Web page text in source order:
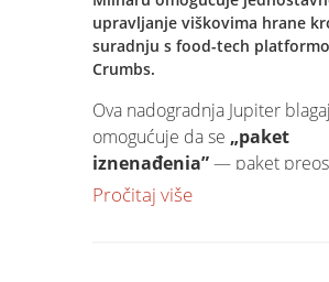
Zahvaljujemo svim sudionicima
aktivnom sudjelovanju kroz
komentare i rasprave, čime je
ostvarena dinamična i
atmosfera..
Za sve korisnike koji nisu bili u
mogućnosti prisustvovati
upravljanje viškovima hrane
suradnju s food-tech
Crumbs.
Ova nadogradnja Jupiter
omogućuje da se „paket
iznenađenja”— paket
svježih pekarskih proizvoda po
Pročitaj više